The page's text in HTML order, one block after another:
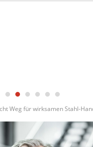
Weg für wirksamen Stahl-